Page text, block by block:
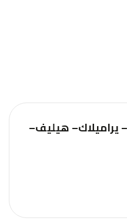
دوف يس هبروش نايبور(– يراميلاك– هيليف–